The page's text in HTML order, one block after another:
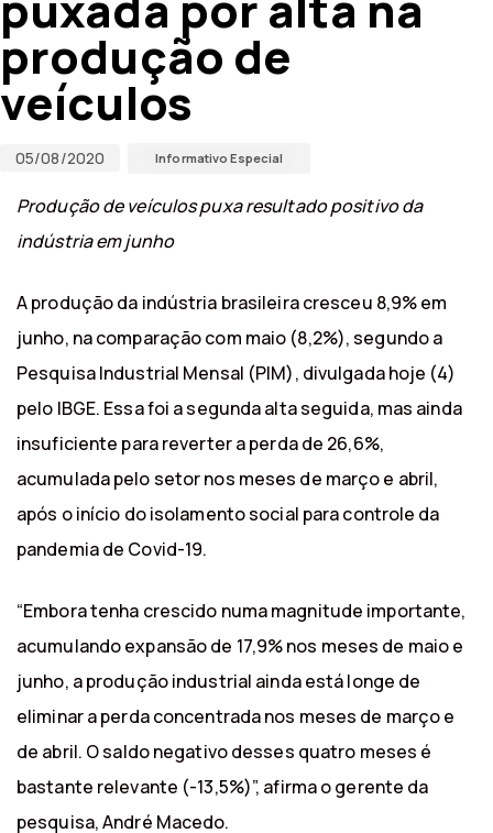
produção de
veículos
05/08/2020 Informativo Especial
Produção de veículos puxa resultado positivo da
indústria em junho
A produção da indústria brasileira cresceu 8,9% em
junho, na comparação com maio (8,2%), segundo a
Pesquisa Industrial Mensal (PIM), divulgada hoje (4)
pelo IBGE. Essa foi a segunda alta seguida, mas ainda
insuficiente para reverter a perda de 26,6%,
acumulada pelo setor nos meses de março e abril,
após o início do isolamento social para controle da
pandemia de Covid-19.
“Embora tenha crescido numa magnitude importante,
acumulando expansão de 17,9% nos meses de maio e
junho, a produção industrial ainda está longe de
eliminar a perda concentrada nos meses de março e
de abril. O saldo negativo desses quatro meses é
bastante relevante (-13,5%)”, afirma o gerente da
pesquisa, André Macedo.